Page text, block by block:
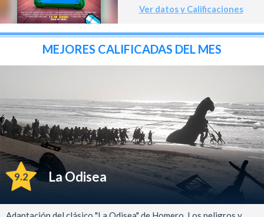
Ver datos y Calificaciones
MEJORES CALIFICADAS DEL MES
9.2 La Odisea